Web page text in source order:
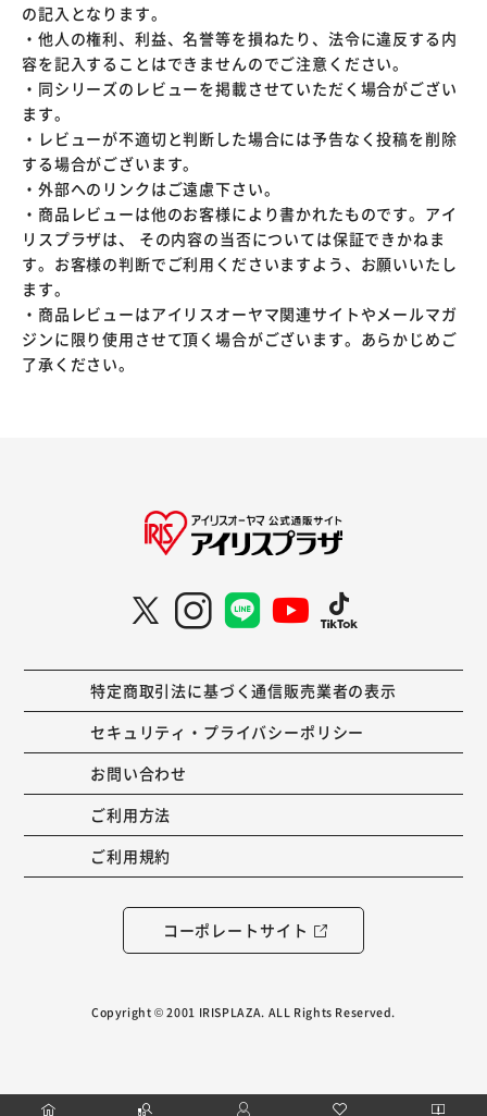
の記入となります。
・他人の権利、利益、名誉等を損ねたり、法令に違反する内
容を記入することはできませんのでご注意ください。
・同シリーズのレビューを掲載させていただく場合がござい
ます。
・レビューが不適切と判断した場合には予告なく投稿を削除
する場合がございます。
・外部へのリンクはご遠慮下さい。
・商品レビューは他のお客様により書かれたものです。アイ
リスプラザは、 その内容の当否については保証できかねま
す。お客様の判断でご利用くださいますよう、お願いいたし
ます。
・商品レビューはアイリスオーヤマ関連サイトやメールマガ
ジンに限り使用させて頂く場合がございます。あらかじめご
了承ください。
特定商取引法に基づく通信販売業者の表示
セキュリティ・プライバシーポリシー
お問い合わせ
ご利用方法
ご利用規約
コーポレートサイト
Copyright © 2001 IRISPLAZA. ALL Rights Reserved.